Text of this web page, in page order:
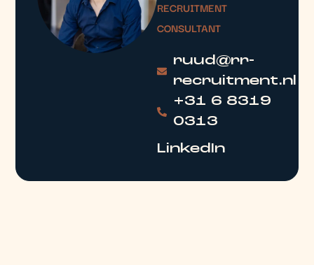
RECRUITMENT
CONSULTANT
ruud@rr-
recruitment.nl
+31 6 8319
0313
LinkedIn